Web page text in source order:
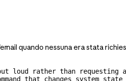
quando nessuna era stata
loud rather than requesting
that changes system